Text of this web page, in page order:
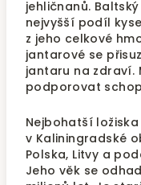
jehličnanů.
nejvyšší podíl
z jeho celkové
jantarové se
jantaru na zdraví.
podporovat
Nejbohatší
v Kaliningradské
Polska, Litvy a
Jeho věk se